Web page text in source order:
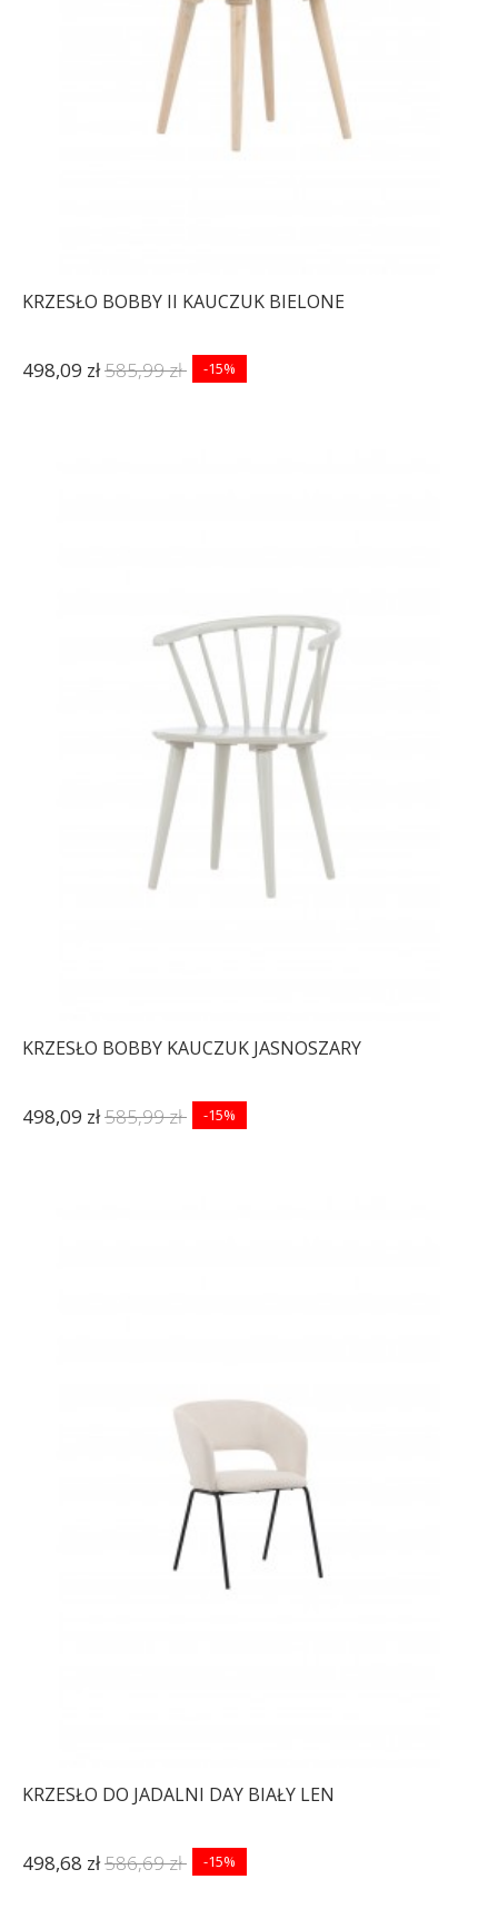
KRZESŁO BOBBY II KAUCZUK BIELONE
498,09 zł585,99 zł -15%
KRZESŁO BOBBY KAUCZUK JASNOSZARY
498,09 zł585,99 zł -15%
KRZESŁO DO JADALNI DAY BIAŁY LEN
498,68 zł586,69 zł -15%